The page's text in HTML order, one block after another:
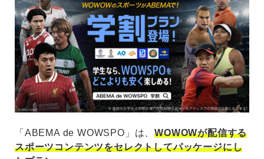
「ABEMA de WOWSPO」は、WOWOWが配信する
スポーツコンテンツをセレクトしてパッケージにし